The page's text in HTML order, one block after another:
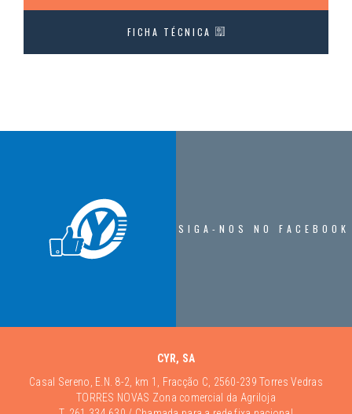
FICHA TÉCNICA
SIGA-NOS NO FACEBOOK
CYR, SA
Casal Sereno, E.N. 8-2, km 1, Fracção C, 2560-239 Torres Vedras
TORRES NOVAS Zona comercial da Agriloja